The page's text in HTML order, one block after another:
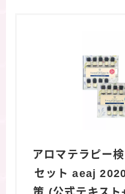
アロマテラピー
セット aeaj